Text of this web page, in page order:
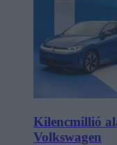
Kilencmillió
Volkswagen